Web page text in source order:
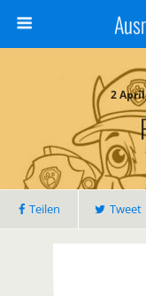
2
Teilen Tweet